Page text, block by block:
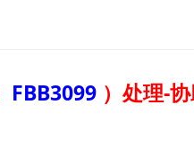
FBB3099 ） 处理-